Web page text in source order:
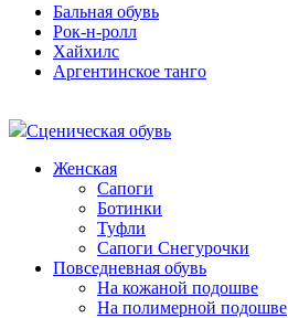
Бальная обувь
Рок-н-ролл
Хайхилс
Аргентинское танго
Сценическая обувь
Женская
Сапоги
Ботинки
Туфли
Сапоги Снегурочки
Повседневная обувь
На кожаной подошве
На полимерной подошве